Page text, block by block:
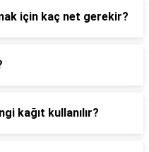
için kaç net gerekir?
kağıt kullanılır?